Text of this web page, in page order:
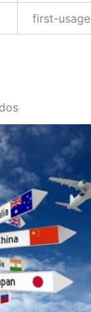
first-usage